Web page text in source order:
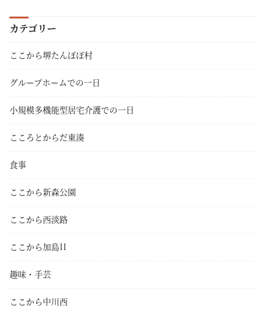
カテゴリー
ここから堺たんぽぽ村
グループホームでの一日
小規模多機能型居宅介護での一日
こころとからだ東湊
食事
ここから新森公園
ここから西淡路
ここから加島II
趣味・手芸
ここから中川西